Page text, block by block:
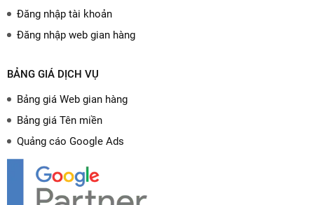
Đăng nhập tài khoản
Đăng nhập web gian hàng
BẢNG GIÁ DỊCH VỤ
Bảng giá Web gian hàng
Bảng giá Tên miền
Quảng cáo Google Ads